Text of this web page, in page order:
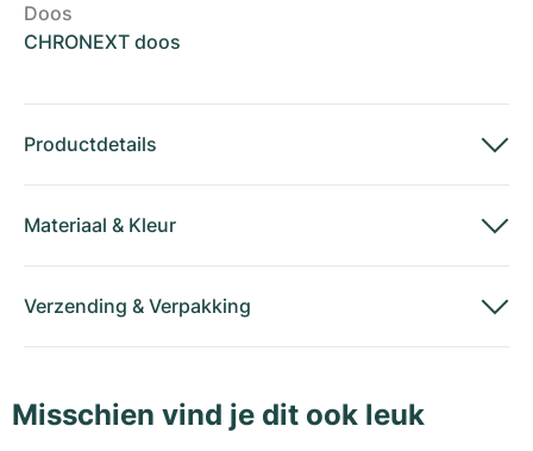
Doos
CHRONEXT doos
Productdetails
Materiaal & Kleur
Verzending & Verpakking
Misschien vind je dit ook leuk